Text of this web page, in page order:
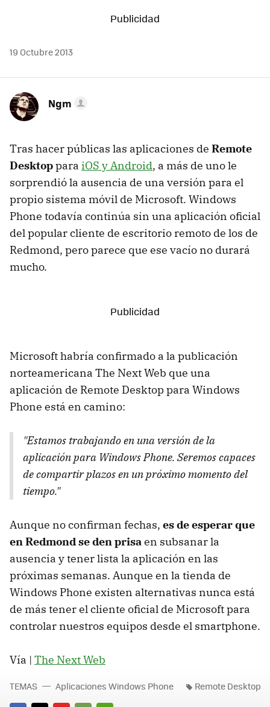
19 Octubre 2013
Ngm
Tras hacer públicas las aplicaciones de Remote
Desktoppara iOS y Android, a más de uno le
sorprendió la ausencia de una versión para el
propio sistema móvil de Microsoft. Windows
Phone todavía continúa sin una aplicación oficial
del popular cliente de escritorio remoto de los de
Redmond, pero parece que ese vacío no durará
mucho.
Microsoft habría confirmado a la publicación
norteamericana The Next Web que una
aplicación de Remote Desktop para Windows
Phone está en camino:
"Estamos trabajando en una versión de la
aplicación para Windows Phone. Seremos capaces
de compartir plazos en un próximo momento del
tiempo."
Aunque no confirman fechas, es de esperar que
en Redmond se den prisaen subsanar la
ausencia y tener lista la aplicación en las
próximas semanas. Aunque en la tienda de
Windows Phone existen alternativas nunca está
de más tener el cliente oficial de Microsoft para
controlar nuestros equipos desde el smartphone.
Vía | The Next Web
TEMAS Aplicaciones Windows Phone Remote Desktop